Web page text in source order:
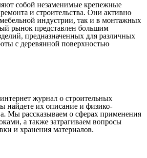
собой незаменимые крепежные
и строительства. Они активно
индустрии, так и в монтажных
рынок представлен большим
предназначенных для различных
с деревянной поверхностью
журнал о строительных
найдете их описание и физико-
Мы рассказываем о сферах применения
а также затрагиваем вопросы
и хранения материалов.